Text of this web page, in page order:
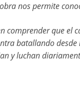
nos permite
comprender que el
batallando
y luchan